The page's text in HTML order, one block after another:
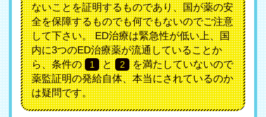
ないことを証明するものであり、国が薬の安
全を保障するものでも何でもないのでご注意
して下さい。 ED治療は緊急性が低い上、国
内に3つのED治療薬が流通していることか
ら、条件の
1 と 2
を満たしていないので
薬監証明の発給自体、本当にされているのか
は疑問です。